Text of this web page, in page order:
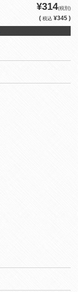
¥314(税別)
( 税込 ¥345 )